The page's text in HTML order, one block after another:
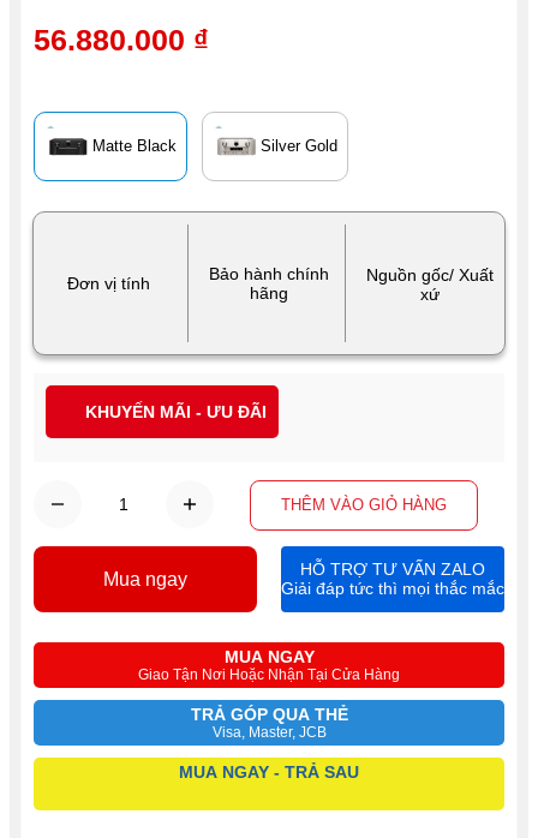
Đơn vị tính
Bảo hành chính
hãng
Nguồn gốc/ Xuất
xứ
Matte Black Silver Gold
THÊM VÀO GIỎ HÀNG
MUA NGAY
Giao Tận Nơi Hoặc Nhận Tại Cửa Hàng
TRẢ GÓP QUA THẺ
Visa, Master, JCB
MUA NGAY - TRẢ SAU
56.880.000 ₫
Mua ngay
HỖ TRỢ TƯ VẤN ZALO
Giải đáp tức thì mọi thắc mắc
KHUYẾN MÃI - ƯU ĐÃI